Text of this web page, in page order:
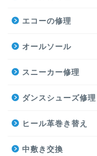
エコーの修理
オールソール
スニーカー修理
ダンスシューズ修理
ヒール革巻き替え
中敷き交換